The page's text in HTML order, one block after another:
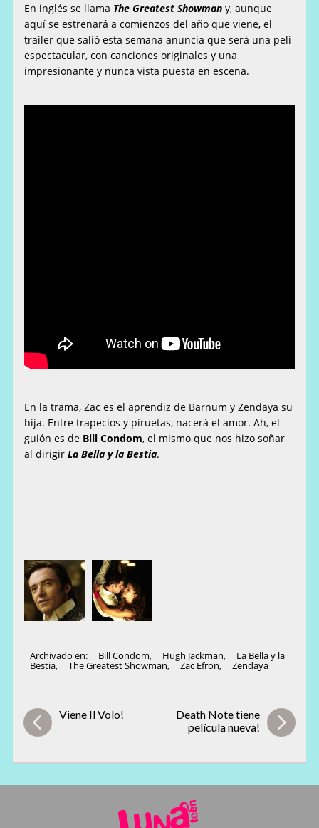
En inglés se llama The Greatest Showman y, aunque
aquí se estrenará a comienzos del año que viene, el
trailer que salió esta semana anuncia que será una peli
espectacular, con canciones originales y una
impresionante y nunca vista puesta en escena.
En la trama, Zac es el aprendiz de Barnum y Zendaya su
hija. Entre trapecios y piruetas, nacerá el amor. Ah, el
guión es de Bill Condom, el mismo que nos hizo soñar
al dirigirLa Bella y la Bestia.
Archivado en: Bill Condom, Hugh Jackman, La Bella y la
Bestia, The Greatest Showman, Zac Efron, Zendaya
Viene Il Volo!
Death Note tiene
película nueva!